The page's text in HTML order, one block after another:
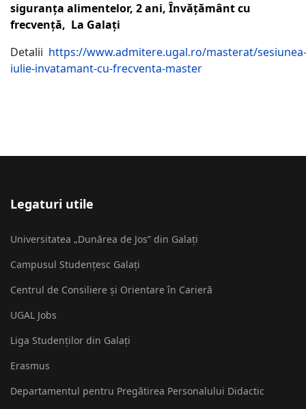
siguranța alimentelor, 2 ani, Învățământ cu
frecvență, La Galați
Detalii https://www.admitere.ugal.ro/masterat/sesiunea-
iulie-invatamant-cu-frecventa-master
Legaturi utile
Universitatea „Dunărea de Jos” din Galați
Campusul Studențesc Galați
Centrul de Consiliere și Orientare în Carieră
UGAL Jobs
Liga Studenților din Galați
Erasmus
Departamentul pentru Pregătirea Personalului Didactic